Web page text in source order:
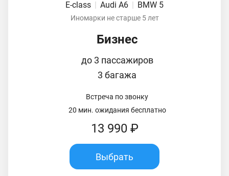
E-class | Audi A6 | BMW 5
Иномарки не старше 5 лет
Бизнес
до 3 пассажиров
3 багажа
Встреча по звонку
20 мин. ожидания бесплатно
13 990 ₽
Выбрать